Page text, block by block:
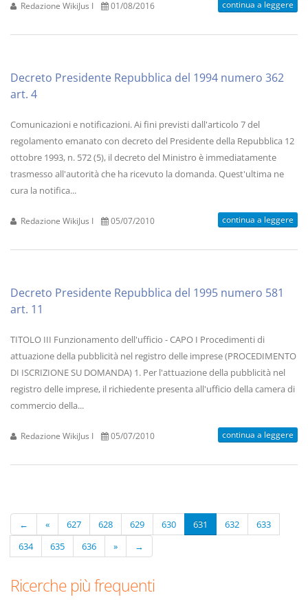
Redazione WikiJus I 01/08/2016 continua a leggere
Decreto Presidente Repubblica del 1994 numero 362
art. 4
Comunicazioni e notificazioni. Ai fini previsti dall'articolo 7 del
regolamento emanato con decreto del Presidente della Repubblica 12
ottobre 1993, n. 572 (5), il decreto del Ministro è immediatamente
trasmesso all'autorità che ha ricevuto la domanda. Quest'ultima ne
cura la notifica...
Redazione WikiJus I 05/07/2010 continua a leggere
Decreto Presidente Repubblica del 1995 numero 581
art. 11
TITOLO III Funzionamento dell'ufficio - CAPO I Procedimenti di
attuazione della pubblicità nel registro delle imprese (PROCEDIMENTO
DI ISCRIZIONE SU DOMANDA) 1. Per l'attuazione della pubblicità nel
registro delle imprese, il richiedente presenta all'ufficio della camera di
commercio della...
Redazione WikiJus I 05/07/2010 continua a leggere
← « 627 628 629 630 631 632
633
634
635 636 » →
Ricerche più frequenti